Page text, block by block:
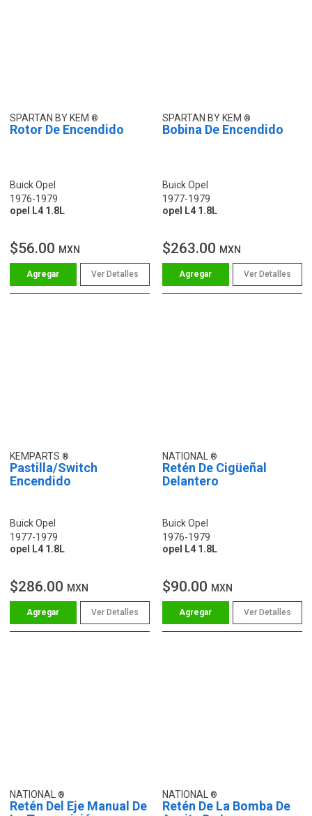
SPARTAN BY KEM
Rotor De Encendido
Buick Opel
1976-1979
opel L4 1.8L
$56.00 MXN
Ver Detalles
SPARTAN BY KEM
Bobina De Encendido
Buick Opel
1977-1979
opel L4 1.8L
$263.00 MXN
Ver Detalles
KEMPARTS
Pastilla/Switch
Encendido
Buick Opel
1977-1979
opel L4 1.8L
$286.00 MXN
Ver Detalles
NATIONAL
Retén De Cigüeñal
Delantero
Buick Opel
1976-1979
opel L4 1.8L
$90.00 MXN
Ver Detalles
NATIONAL
Retén Del Eje Manual De
NATIONAL
Retén De La Bomba De